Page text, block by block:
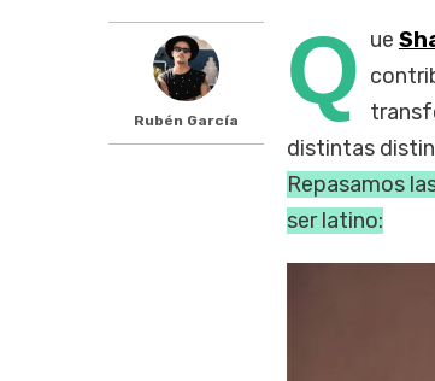
Rubén García Q ue
distintas
Repasamos
ser latino: